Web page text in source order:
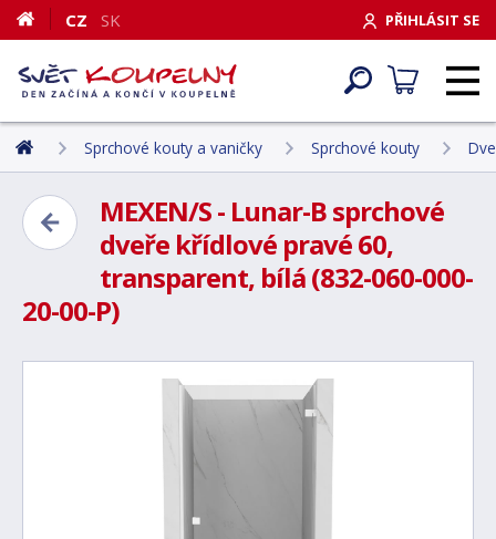
PŘIHLÁSIT SE
CZ SK
Sprchové kouty a vaničky Sprchové kouty
MEXEN/S - Lunar-B sprchové
dveře křídlové pravé 60,
transparent, bílá (832-060-000-
20-00-P)